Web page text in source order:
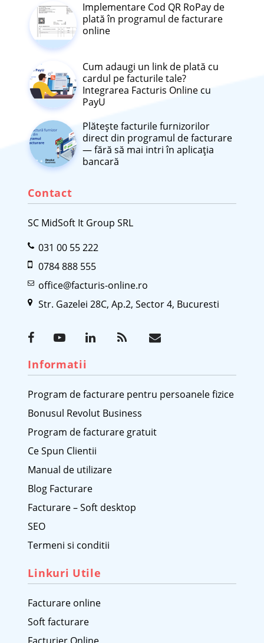
Implementare Cod QR RoPay de
plată în programul de facturare
online
Cum adaugi un link de plată cu
cardul pe facturile tale?
Integrarea Facturis Online cu
PayU
Plătește facturile furnizorilor
direct din programul de facturare
— fără să mai intri în aplicația
bancară
Contact
SC MidSoft It Group SRL
031 00 55 222
0784 888 555
office@facturis-online.ro
Str. Gazelei 28C, Ap.2, Sector 4, Bucuresti
Informatii
Program de facturare pentru persoanele fizice
Bonusul Revolut Business
Program de facturare gratuit
Ce Spun Clientii
Manual de utilizare
Blog Facturare
Facturare – Soft desktop
SEO
Termeni si conditii
Linkuri Utile
Facturare online
Soft facturare